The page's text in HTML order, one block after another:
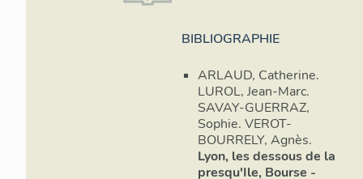
BIBLIOGRAPHIE
ARLAUD, Catherine.
LUROL, Jean-Marc.
SAVAY-GUERRAZ,
Sophie. VEROT-
BOURRELY, Agnès.
Lyon, les dessous de la
presqu'Ile, Bourse -